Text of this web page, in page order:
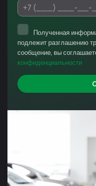
Полученная
подлежит разглашению
сообщение, вы
конфиденциальности